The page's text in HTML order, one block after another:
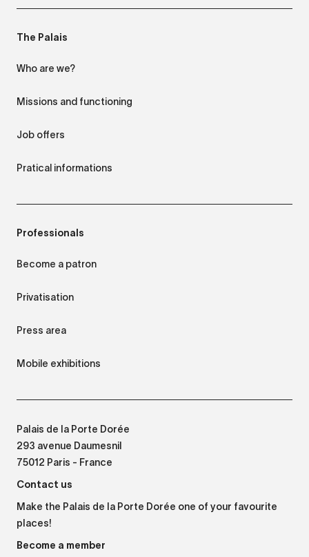
The Palais
Who are we?
Missions and functioning
Job offers
Pratical informations
Professionals
Become a patron
Privatisation
Press area
Mobile exhibitions
Palais de la Porte Dorée
293 avenue Daumesnil
75012 Paris - France
Contact us
Make the Palais de la Porte Dorée one of your favourite
places!
Become a member